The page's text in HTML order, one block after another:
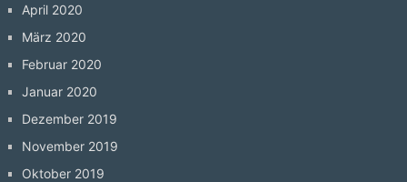
April 2020
März 2020
Februar 2020
Januar 2020
Dezember 2019
November 2019
Oktober 2019